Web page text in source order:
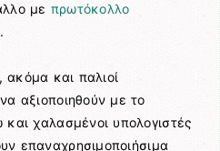
με πρωτόκολλο
.
και παλιοί
αξιοποιηθούν με το
χαλασμένοι υπολογιστές
επαναχρησιμοποιήσιμα